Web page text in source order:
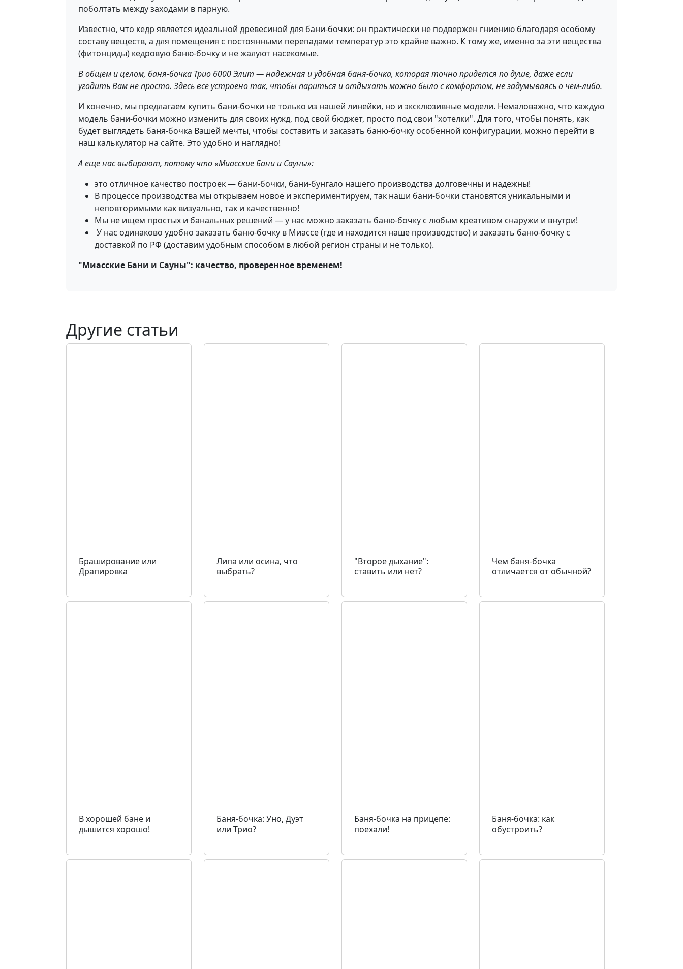
поболтать между заходами в парную.
Известно, что кедр является идеальной древесиной для бани-бочки: он практически не подвержен гниению благодаря особому
составу веществ, а для помещения с постоянными перепадами температур это крайне важно. К тому же, именно за эти вещества
(фитонциды) кедровую баню-бочку и не жалуют насекомые.
В общем и целом, баня-бочка Трио 6000 Элит — надежная и удобная баня-бочка, которая точно придется по душе, даже если
угодить Вам не просто. Здесь все устроено так, чтобы париться и отдыхать можно было с комфортом, не задумываясь о чем-либо.
И конечно, мы предлагаем купить бани-бочки не только из нашей линейки, но и эксклюзивные модели. Немаловажно, что каждую
модель бани-бочки можно изменить для своих нужд, под свой бюджет, просто под свои "хотелки". Для того, чтобы понять, как
будет выглядеть баня-бочка Вашей мечты, чтобы составить и заказать баню-бочку особенной конфигурации, можно перейти в
наш калькулятор на сайте. Это удобно и наглядно!
А еще нас выбирают, потому что «Миасские Бани и Сауны»:
это отличное качество построек — бани-бочки, бани-бунгало нашего производства долговечны и надежны!
В процессе производства мы открываем новое и экспериментируем, так наши бани-бочки становятся уникальными и
неповторимыми как визуально, так и качественно!
Мы не ищем простых и банальных решений — у нас можно заказать баню-бочку с любым креативом снаружи и внутри!
У нас одинаково удобно заказать баню-бочку в Миассе (где и находится наше производство) и заказать баню-бочку с
доставкой по РФ (доставим удобным способом в любой регион страны и не только).
"Миасские Бани и Сауны": качество, проверенное временем!
Другие статьи
Браширование или
Драпировка
Липа или осина, что
выбрать?
"Второе дыхание":
ставить или нет?
Чем баня-бочка
отличается от обычной?
В хорошей бане и
дышится хорошо!
Баня-бочка: Уно, Дуэт
или Трио?
Баня-бочка на прицепе:
поехали!
Баня-бочка: как
обустроить?